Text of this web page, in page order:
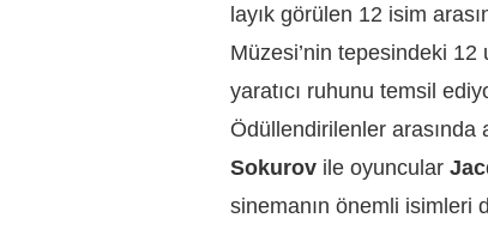
layık görülen 12 isim
Müzesi’nin tepesindeki 12
yaratıcı ruhunu temsil
Ödüllendirilenler arasında
Sokurov ile oyuncular
sinemanın önemli isimleri